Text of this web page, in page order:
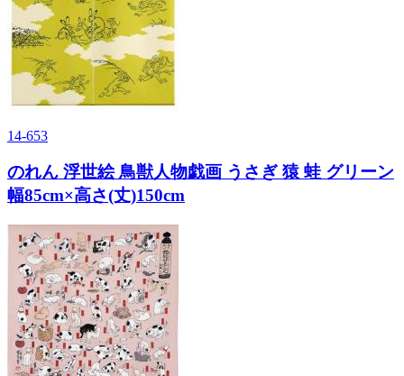
14-653
のれん 浮世絵 鳥獣人物戯画 うさぎ 猿 蛙 グリーン
幅85cm×高さ(丈)150cm